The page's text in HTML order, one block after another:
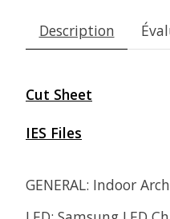
Description
Cut Sheet
IES Files
GENERAL: Indoor